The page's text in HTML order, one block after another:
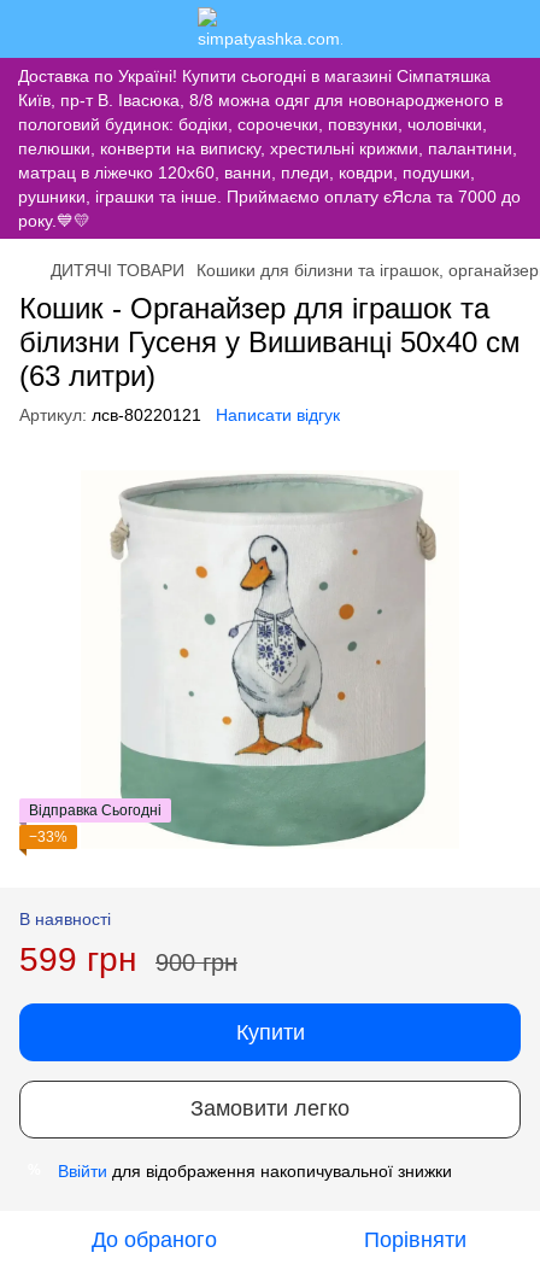
Доставка по Україні! Купити сьогодні в магазині Сімпатяшка
Київ, пр-т В. Івасюка, 8/8 можна одяг для новонародженого в
пологовий будинок: бодіки, сорочечки, повзунки, чоловічки,
пелюшки, конверти на виписку, хрестильні крижми, палантини,
матрац в ліжечко 120х60, ванни, пледи, ковдри, подушки,
рушники, іграшки та інше. Приймаємо оплату єЯсла та 7000 до
року.💙💛
ДИТЯЧІ ТОВАРИ Кошики для білизни та іграшок,
Кошик - Органайзер для іграшок та
білизни Гусеня у Вишиванці 50х40 см
(63 литри)
Артикул: лсв-80220121 Написати відгук
Відправка Сьогодні
−33%
В наявності
599 грн 900 грн
Купити
Замовити легко
Ввійти для відображення накопичувальної знижки
До обраного Порівняти